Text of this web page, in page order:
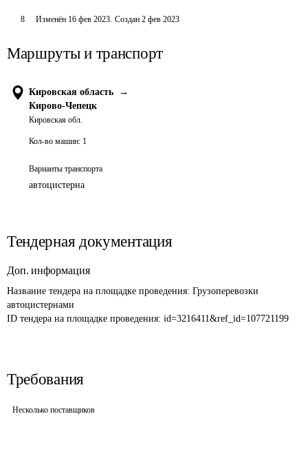
8 Изменён 16 фев 2023. Создан 2 фев 2023
Маршруты и транспорт
Кировская область
→
Кирово-Чепецк
Кировская обл.
Кол-во машин: 1
Варианты транспорта
автоцистерна
Тендерная документация
Доп. информация
Название тендера на площадке проведения: Грузоперевозки
автоцистернами
ID тендера на площадке проведения: id=3216411&ref_id=107721199
Требования
Несколько поставщиков